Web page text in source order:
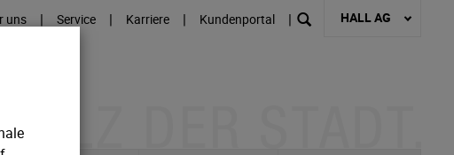
uns | Service | Karriere | Kundenportal | HALL AG